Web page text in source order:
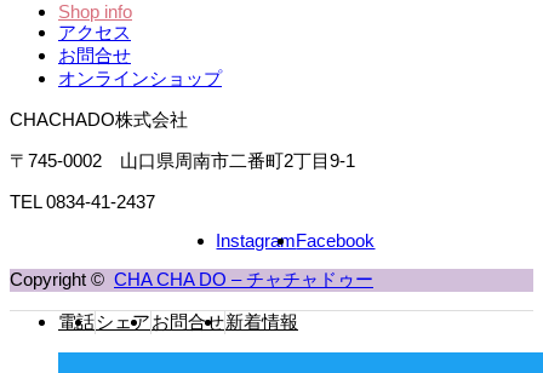
Shop info
アクセス
お問合せ
オンラインショップ
CHACHADO株式会社
〒745-0002 山口県周南市二番町2丁目9-1
TEL 0834-41-2437
Facebook
Instagram
Copyright © CHA CHA DO – チャチャドゥー
電話シェアお問合せ新着情報